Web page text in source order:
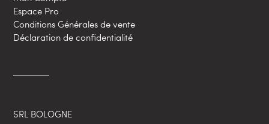
Espace Pro
Conditions Générales de vente
Déclaration de confidentialité
SRL BOLOGNE